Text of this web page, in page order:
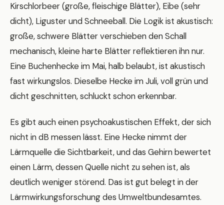
Kirschlorbeer (große, fleischige Blätter), Eibe (sehr
dicht), Liguster und Schneeball. Die Logik ist akustisch:
große, schwere Blätter verschieben den Schall
mechanisch, kleine harte Blätter reflektieren ihn nur.
Eine Buchenhecke im Mai, halb belaubt, ist akustisch
fast wirkungslos. Dieselbe Hecke im Juli, voll grün und
dicht geschnitten, schluckt schon erkennbar.
Es gibt auch einen psychoakustischen Effekt, der sich
nicht in dB messen lässt. Eine Hecke nimmt der
Lärmquelle die Sichtbarkeit, und das Gehirn bewertet
einen Lärm, dessen Quelle nicht zu sehen ist, als
deutlich weniger störend. Das ist gut belegt in der
Lärmwirkungsforschung des Umweltbundesamtes.